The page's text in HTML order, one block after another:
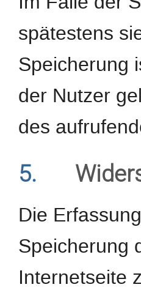
spätestens
Speicherung
der Nutzer
des
5.
Die
Speicherung
Internetseite